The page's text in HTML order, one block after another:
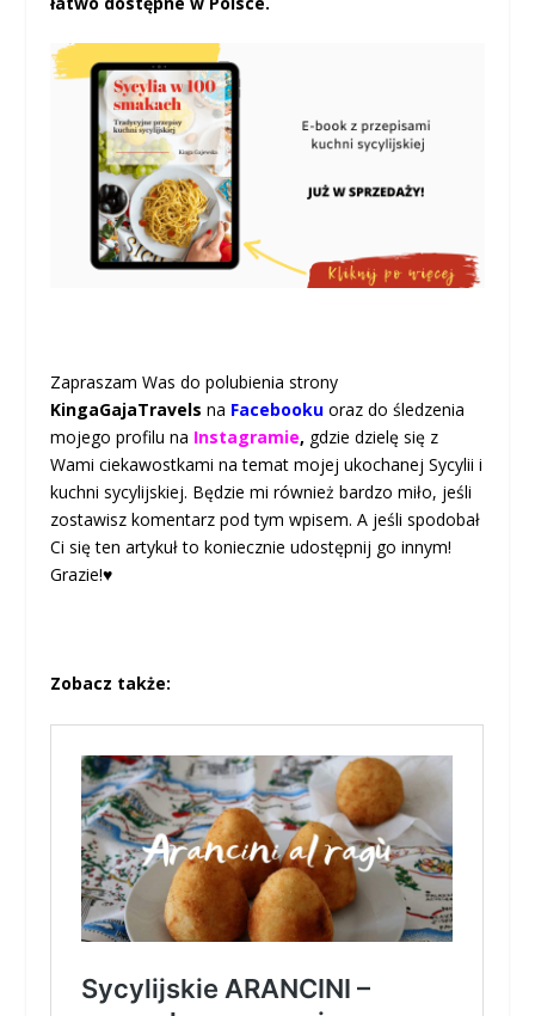
Zapraszam Was do polubienia strony
KingaGajaTravels na Facebooku oraz do śledzenia
mojego profilu na Instagramie, gdzie dzielę się z
Wami ciekawostkami na temat mojej ukochanej Sycylii i
kuchni sycylijskiej. Będzie mi również bardzo miło, jeśli
zostawisz komentarz pod tym wpisem. A jeśli spodobał
Ci się ten artykuł to koniecznie udostępnij go innym!
Grazie!♥
Zobacz także: